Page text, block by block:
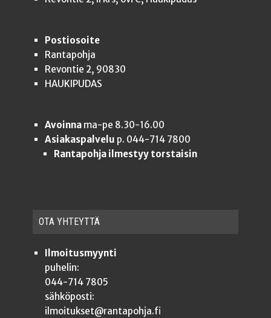
Postiosoite
Rantapohja
Revontie 2, 90830
HAUKIPUDAS
Avoinnama-pe 8.30-16.00
Asiakaspalvelu p. 044-714 7800
Rantapohja ilmestyy torstaisin
OTA YHTEYT­TÄ
Ilmoitusmyynti
puhelin:
044-714 7805
sähköposti:
ilmoitukset@rantapohja.fi